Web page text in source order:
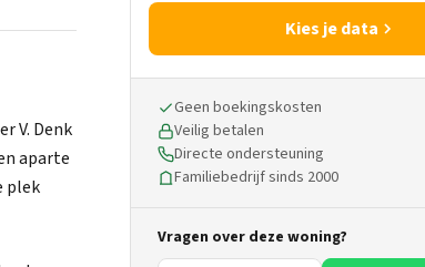
V. Denk
aparte
plek
Kies je data
Geen boekingskosten
Veilig betalen
Directe ondersteuning
Familiebedrijf sinds 2000
Vragen over deze woning?